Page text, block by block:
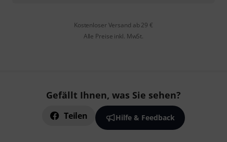
Kostenloser Versand ab 29 €
Alle Preise inkl. MwSt.
Gefällt Ihnen, was Sie sehen?
Teilen Hilfe & Feedback